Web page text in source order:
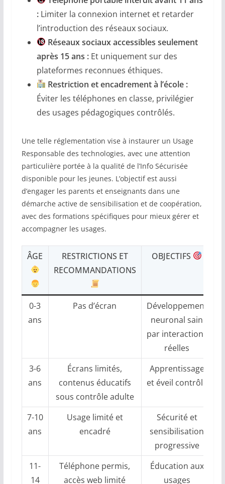
:Limiter la connexion internet et retarder
l’introduction des réseaux sociaux.
Réseaux sociaux accessibles seulement
après 15 ans :Et uniquement sur des
plateformes reconnues éthiques.
Restriction et encadrement à l’école :
Éviter les téléphones en classe, privilégier
des usages pédagogiques contrôlés.
Une telle réglementation vise à instaurer un Usage
Responsable des technologies, avec une attention
particulière portée à la qualité de l’Info Sécurisée
disponible pour les jeunes. L’objectif est aussi
d’engager les parents et enseignants dans une
démarche active de sensibilisation et de coopération,
avec des formations spécifiques pour mieux gérer et
accompagner les usages.
ÂGE
RESTRICTIONS ET
RECOMMANDATIONS
OBJECTIFS
0-3
ans
Pas d’écran
Développement
neuronal sain
par interactions
réelles
3-6
ans
Écrans limités,
contenus éducatifs
sous contrôle adulte
Apprentissage
et éveil contrôlé
7-10
ans
Usage limité et
encadré
Sécurité et
sensibilisation
progressive
11-
14
Téléphone permis,
accès web limité
Éducation aux
usages